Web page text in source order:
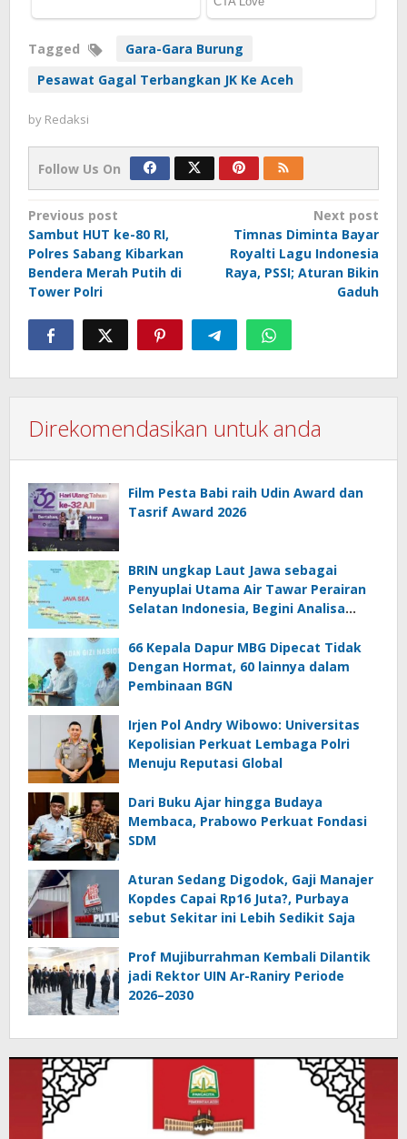
Tagged
Gara-Gara Burung
Pesawat Gagal Terbangkan JK Ke Aceh
by Redaksi
Follow Us On
Post
navigation
Previous post
Sambut HUT ke-80 RI,
Polres Sabang Kibarkan
Bendera Merah Putih di
Tower Polri
Next post
Timnas Diminta Bayar
Royalti Lagu Indonesia
Raya, PSSI; Aturan Bikin
Gaduh
Direkomendasikan untuk anda
Film Pesta Babi raih Udin Award dan
Tasrif Award 2026
BRIN ungkap Laut Jawa sebagai
Penyuplai Utama Air Tawar Perairan
Selatan Indonesia, Begini Analisa
66 Kepala Dapur MBG Dipecat Tidak
Dengan Hormat, 60 lainnya dalam
Pembinaan BGN
Irjen Pol Andry Wibowo: Universitas
Kepolisian Perkuat Lembaga Polri
Menuju Reputasi Global
Dari Buku Ajar hingga Budaya
Membaca, Prabowo Perkuat Fondasi
SDM
Aturan Sedang Digodok, Gaji Manajer
Kopdes Capai Rp16 Juta?, Purbaya
sebut Sekitar ini Lebih Sedikit Saja
Prof Mujiburrahman Kembali Dilantik
jadi Rektor UIN Ar-Raniry Periode
2026–2030